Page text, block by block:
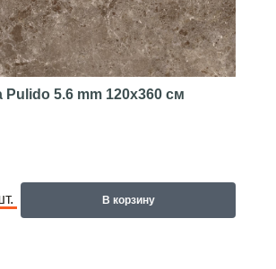
Pulido 5.6 mm 120x360 см
В корзину